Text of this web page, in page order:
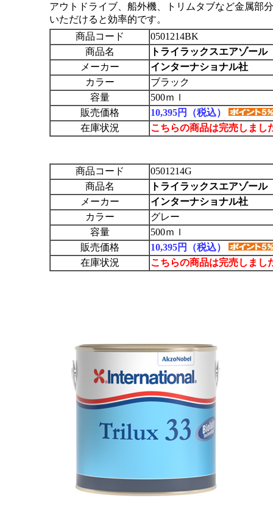
アウトドライブ、船外機、トリムタブなど金属部
いただけると効率的です。
商品コード
0501214BK
商品名
トライラックスエアゾー
メーカー
インターナショナル社
カラー
ブラック
容量
500ｍｌ
販売価格
10,395円（税込）
在庫状況
こちらの商品は完売しまし
商品コード
0501214G
商品名
トライラックスエアゾー
メーカー
インターナショナル社
カラー
グレー
容量
500ｍｌ
販売価格
10,395円（税込）
在庫状況
こちらの商品は完売しまし